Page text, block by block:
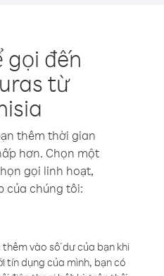
gọi đến
từ
thêm thời gian
hơn. Chọn một
gọi linh hoạt,
của chúng tôi:
vào số dư của bạn khi
tín dụng của mình, bạn có